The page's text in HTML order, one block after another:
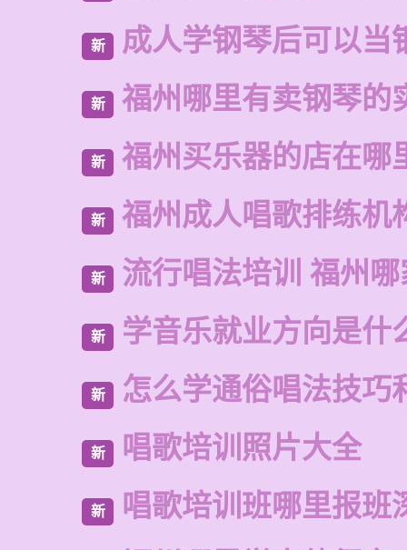
新 成人学钢琴后可以当
新 福州哪里有卖钢琴的
新 福州买乐器的店在哪
新 福州成人唱歌排练机
新 流行唱法培训 福州
新 学音乐就业方向是什
新 怎么学通俗唱法技巧
新 唱歌培训照片大全
新 唱歌培训班哪里报班